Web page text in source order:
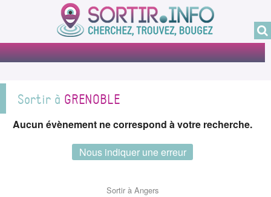
Sortir à GRENOBLE
Aucun évènement ne correspond à votre recherche.
Nous indiquer une erreur
Sortir à Angers